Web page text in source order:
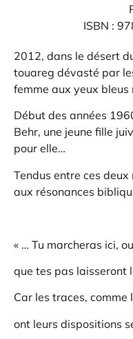
ISBN :
2012, dans le désert
touareg dévasté par
femme aux yeux bleus
Début des années
Behr, une jeune fille
pour elle…
Tendus entre ces
aux résonances
« … Tu marcheras ici,
que tes pas laisseront
Car les traces, comme
ont leurs dispositions